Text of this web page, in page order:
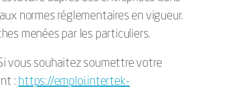
normes réglementaires en vigueur.
menées par les particuliers.
vous souhaitez soumettre votre
: https://emploi.intertek-